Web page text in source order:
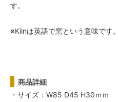
す。
※Kilnは英語で窯という意味です。
商品詳細
・サイズ：W85 D45 H30ｍｍ